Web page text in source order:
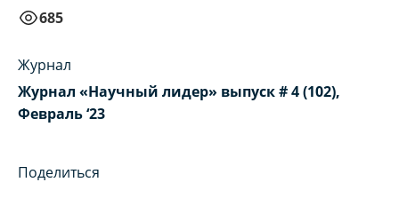
685
Журнал
Журнал «Научный лидер» выпуск # 4 (102),
Февраль ‘23
Поделиться